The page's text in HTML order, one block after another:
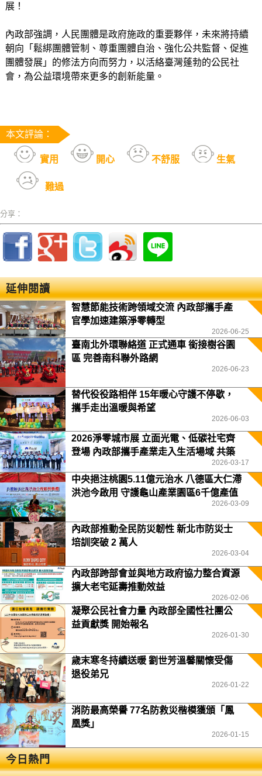
展！
內政部強調，人民團體是政府施政的重要夥伴，未來將持續
朝向「鬆綁團體管制、尊重團體自治、強化公共監督、促進
團體發展」的修法方向而努力，以活絡臺灣蓬勃的公民社
會，為公益環境帶來更多的創新能量。
本文評論：
實用 開心 不舒服 生氣
難過
分享：
延伸閱讀
智慧節能技術跨領域交流 內政部攜手產
官學加速建築淨零轉型
2026-06-25
臺南北外環聯絡道 正式通車 銜接樹谷園
區 完善南科聯外路網
2026-06-23
替代役役路相伴 15年暖心守護不停歇，
攜手走出溫暖與希望
2026-06-03
2026淨零城市展 立面光電、低碳社宅齊
登場 內政部攜手產業走入生活場域 共築
2026-03-17
中央挹注桃園5.11億元治水 八德區大仁滯
洪池今啟用 守護龜山產業園區6千億產值
2026-03-09
內政部推動全民防災韌性 新北市防災士
培訓突破 2 萬人
2026-03-04
內政部跨部會並與地方政府協力整合資源
擴大老宅延壽推動效益
2026-02-06
凝聚公民社會力量 內政部全國性社團公
益貢獻獎 開始報名
2026-01-30
歲末寒冬持續送暖 劉世芳溫馨關懷受傷
退役弟兄
2026-01-22
消防最高榮譽 77名防救災楷模獲頒「鳳
凰獎」
2026-01-15
今日熱門